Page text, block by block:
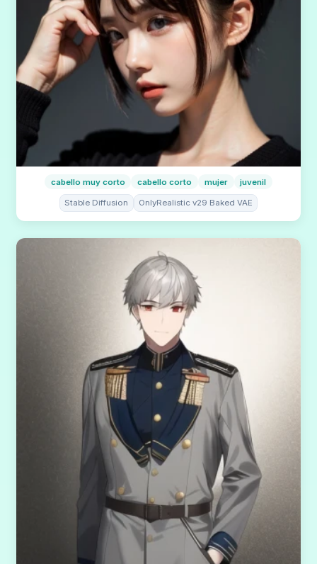
cabello muy corto cabello corto mujer juvenil
Stable Diffusion OnlyRealistic v29 Baked VAE